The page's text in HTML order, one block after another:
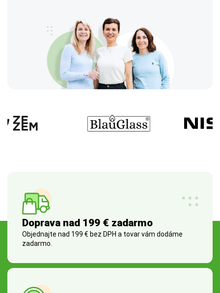
Doprava nad 199 € zadarmo
Objednajte nad 199 € bez DPH a tovar vám dodáme
zadarmo.